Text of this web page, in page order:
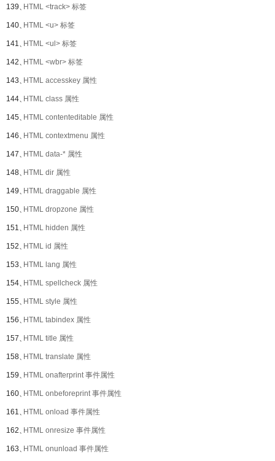
139、HTML <track> 标签
140、HTML <u> 标签
141、HTML <ul> 标签
142、HTML <wbr> 标签
143、HTML accesskey 属性
144、HTML class 属性
145、HTML contenteditable 属性
146、HTML contextmenu 属性
147、HTML data-* 属性
148、HTML dir 属性
149、HTML draggable 属性
150、HTML dropzone 属性
151、HTML hidden 属性
152、HTML id 属性
153、HTML lang 属性
154、HTML spellcheck 属性
155、HTML style 属性
156、HTML tabindex 属性
157、HTML title 属性
158、HTML translate 属性
159、HTML onafterprint 事件属性
160、HTML onbeforeprint 事件属性
161、HTML onload 事件属性
162、HTML onresize 事件属性
163、HTML onunload 事件属性